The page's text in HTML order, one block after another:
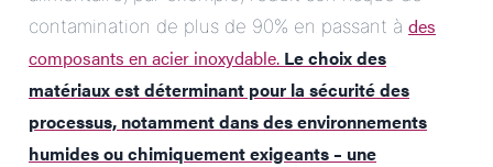
contamination de plus de 90% en passant à des
composants en acier inoxydable. Le choix des
matériaux est déterminant pour la sécurité des
processus, notamment dans des environnements
humides ou chimiquement exigeants – une